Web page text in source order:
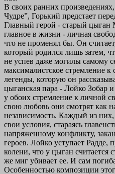
В своих ранних
Чудре”, Горький предстает
Главный герой - старый цыган
главное в жизни - личная
что не променял бы. Он
который родился лишь затем,
не успев даже могилы самому
максималистское стремление
легенды, которую он
цыганская пара - Лойко Зобар
у обоих стремление к личной
свою любовь они смотрят как
независимость. Каждый из
свои условия, стараясь
напряженному конфликту,
героев. Лойко уступает Радде,
колени, что у цыган
же миг убивает ее. И сам
Особенностью композиции